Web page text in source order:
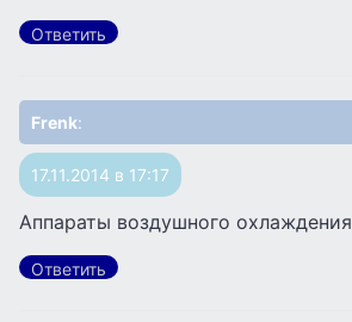
Ответить
Frenk:
17.11.2014 в 17:17
Аппараты воздушного охлаждения
Ответить